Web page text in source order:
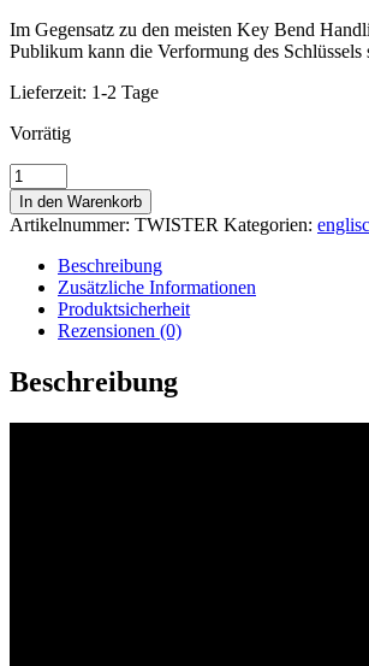
Im Gegensatz zu den meisten Key Bend
Publikum kann die Verformung des
Lieferzeit: 1-2 Tage
Vorrätig
TWISTER
von
Jay
Sankey
Zaubertrick
Menge
In den Warenkorb
Artikelnummer: TWISTER Kategorien:
Beschreibung
Zusätzliche Informationen
Produktsicherheit
Rezensionen (0)
Beschreibung